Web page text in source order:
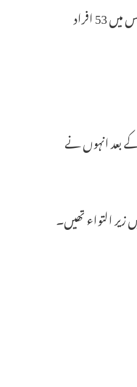
تحت مبینہ طور پر فروری 2020 کے فسادات کے “ماسٹر مائنڈ” ہونے کے الزام میں مقدمہ درج کیا گیا تھا، جس میں 53 افراد
کے بعد انہوں نے